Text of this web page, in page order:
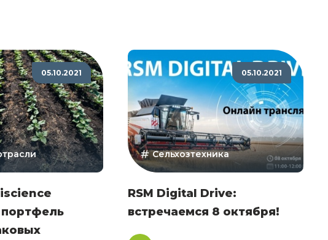
05.10.2021 05.10.2021
Сельхозтехника
RSM Digital Drive:
встречаемся 8 октября!